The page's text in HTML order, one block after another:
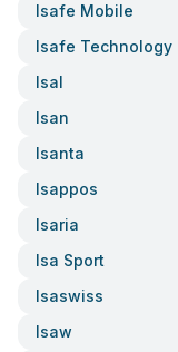
Isafe Mobile
Isafe Technology
Isal
Isan
Isanta
Isappos
Isaria
Isa Sport
Isaswiss
Isaw